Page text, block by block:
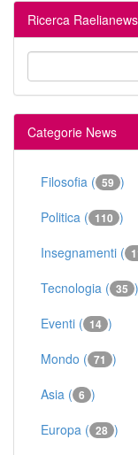
Ricerca Raelianews
Categorie News
Filosofia ( 59 )
Politica ( 110 )
Insegnamenti (
Tecnologia ( 35 )
Eventi ( 14 )
Mondo ( 71 )
Asia ( 6 )
Europa ( 28 )